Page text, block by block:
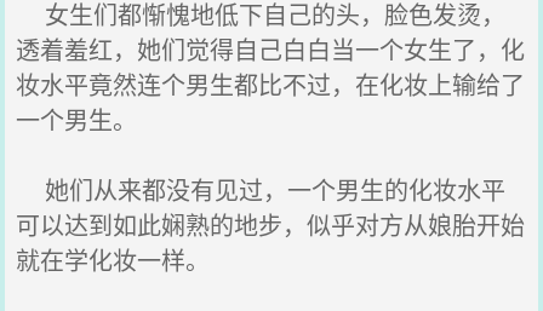
女生们都惭愧地低下自己的头，脸色发烫，
透着羞红，她们觉得自己白白当一个女生了，化
妆水平竟然连个男生都比不过，在化妆上输给了
一个男生。
她们从来都没有见过，一个男生的化妆水平
可以达到如此娴熟的地步，似乎对方从娘胎开始
就在学化妆一样。